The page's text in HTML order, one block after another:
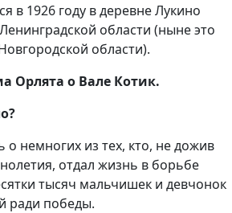
в 1926 году в деревне Лукино
области (ныне это
области).
Орлята о Вале Котик.
немногих из тех, кто, не дожив
отдал жизнь в борьбе
тысяч мальчишек и девчонок
ради победы.